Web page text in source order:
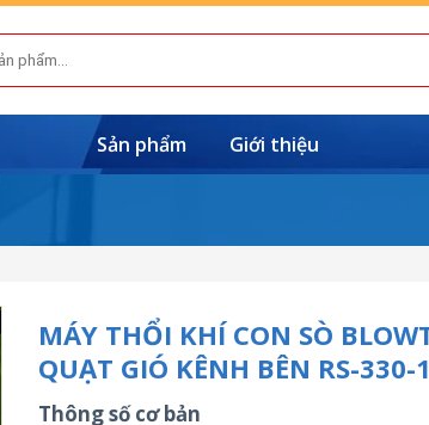
Sản phẩm Giới thiệu
MÁY THỔI KHÍ CON SÒ
QUẠT GIÓ KÊNH BÊN RS-330-
Thông số cơ bản